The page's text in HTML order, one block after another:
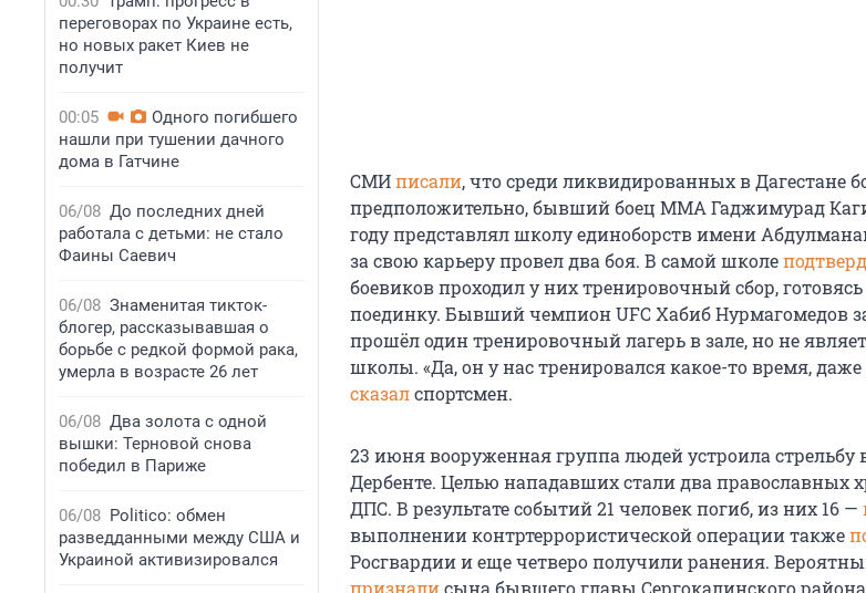
переговорах по Украине есть,
но новых ракет Киев не
получит
00:05
Одного погибшего
нашли при тушении дачного
дома в Гатчине
06/08 До последних дней
работала с детьми: не стало
Фаины Саевич
06/08 Знаменитая тикток-
блогер, рассказывавшая о
борьбе с редкой формой рака,
умерла в возрасте 26 лет
06/08 Два золота с одной
вышки: Терновой снова
победил в Париже
06/08 Politico: обмен
разведданными между США и
Украиной активизировался
СМИписали, что среди ликвидированных в Дагестане
предположительно, бывший боец ММА Гаджимурад
году представлял школу единоборств имени
за свою карьеру провел два боя. В самой школе
боевиков проходил у них тренировочный сбор,
поединку. Бывший чемпион UFC Хабиб Нурмагомедов
прошёл один тренировочный лагерь в зале, но не
школы. «Да, он у нас тренировался какое-то время,
сказалспортсмен.
23 июня вооруженная группа людей устроила стрельбу
Дербенте. Целью нападавших стали два православных
ДПС. В результате событий 21 человек погиб, из них 16 —
выполнении контртеррористической операции также
Росгвардии и еще четверо получили ранения.
призналисына бывшего главы Сергокалинского